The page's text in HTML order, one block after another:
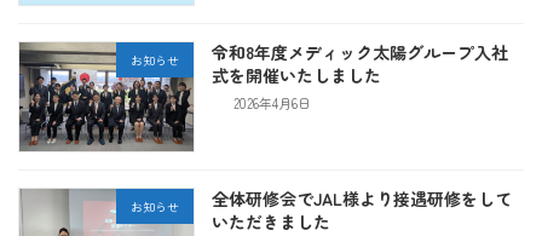
お知らせ
令和8年度メディック太陽グループ入社
式を開催いたしました
2026年4月6日
お知らせ
全体研修会でJAL様より接遇研修をして
いただきました